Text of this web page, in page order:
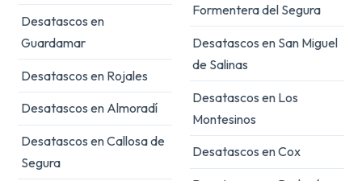
Desatascos en
Guardamar
Desatascos en Rojales
Desatascos en Almoradí
Desatascos en Callosa de
Segura
Formentera del Segura
Desatascos en San Miguel
de Salinas
Desatascos en Los
Montesinos
Desatascos en Cox